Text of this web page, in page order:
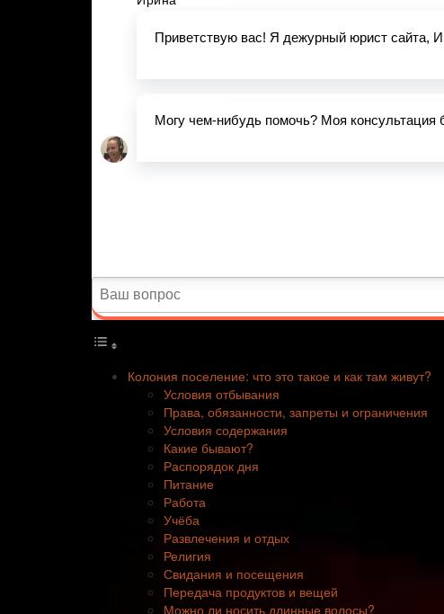
Колония поселение: что это такое и как там живут?
Условия отбывания
Права, обязанности, запреты и ограничения
Условия содержания
Какие бывают?
Распорядок дня
Питание
Работа
Учёба
Развлечения и отдых
Религия
Свидания и посещения
Передача продуктов и вещей
Можно ли носить длинные волосы?